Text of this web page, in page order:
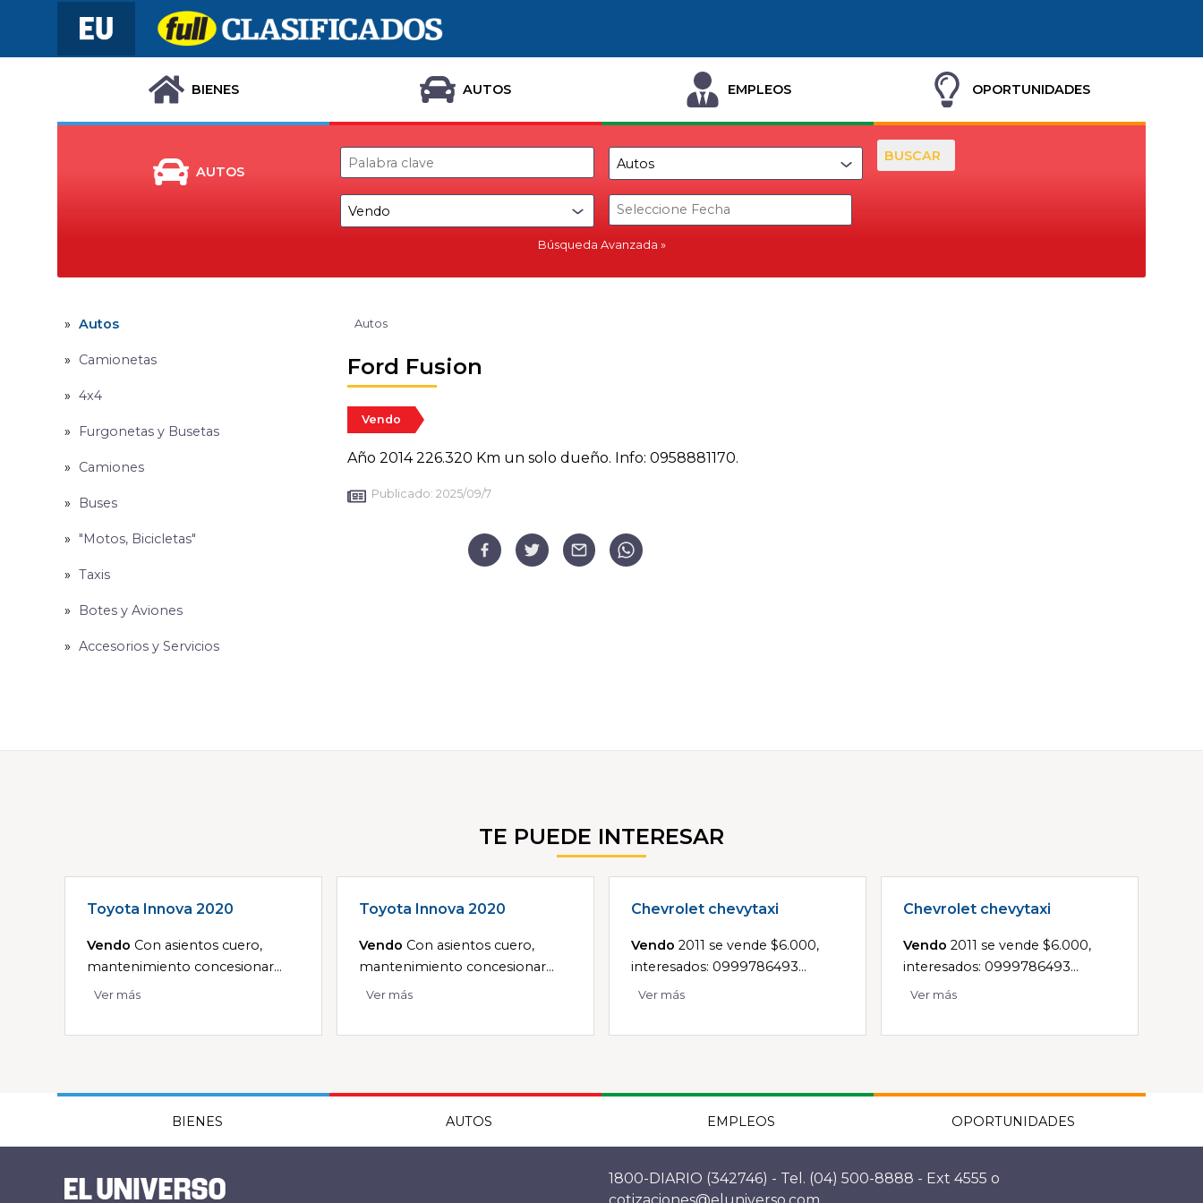
BIENES AUTOS EMPLEOS OPORTUNIDADES
AUTOS
Búsqueda Avanzada
BUSCAR
Autos
Camionetas
4x4
Furgonetas y Busetas
Camiones
Buses
"Motos, Bicicletas"
Taxis
Botes y Aviones
Accesorios y Servicios
Autos
Ford Fusion
Vendo
Año 2014 226.320 Km un solo dueño. Info: 0958881170.
Publicado: 2025/09/7
TE PUEDE INTERESAR
Toyota Innova 2020
Vendo Con asientos cuero,
mantenimiento concesionar...
Ver más
Toyota Innova 2020
Vendo Con asientos cuero,
mantenimiento concesionar...
Ver más
Chevrolet chevytaxi
Vendo 2011 se vende $6.000,
interesados: 0999786493...
Ver más
Chevrolet chevytaxi
Vendo 2011 se vende $6.000,
interesados: 0999786493...
Ver más
BIENES AUTOS EMPLEOS OPORTUNIDADES
1800-DIARIO (342746) - Tel. (04) 500-8888 - Ext 4555 o
cotizaciones@eluniverso.com